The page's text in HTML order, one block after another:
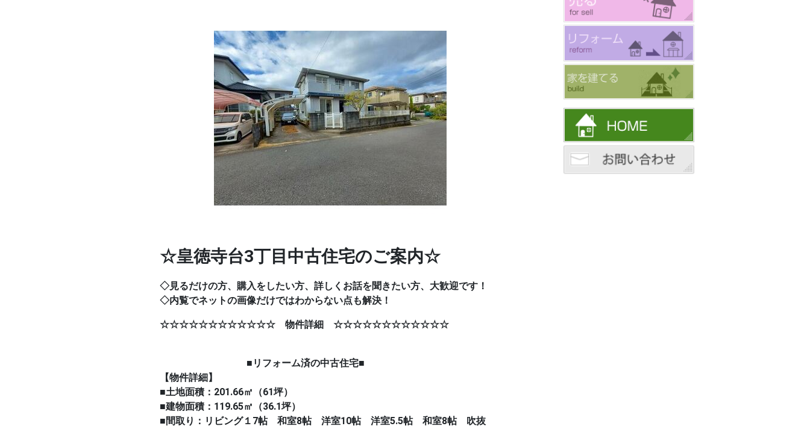
☆皇徳寺台3丁目中古住宅のご案内☆
◇見るだけの方、購入をしたい方、詳しくお話を聞きたい方、大歓迎です！
◇内覧でネットの画像だけではわからない点も解決！
☆☆☆☆☆☆☆☆☆☆☆☆ 物件詳細 ☆☆☆☆☆☆☆☆☆☆☆☆
■リフォーム済の中古住宅■
【物件詳細】
■土地面積：201.66㎡（61坪）
■建物面積：119.65㎡（36.1坪）
■間取り：リビング１7帖 和室8帖 洋室10帖 洋室5.5帖 和室8帖 吹抜